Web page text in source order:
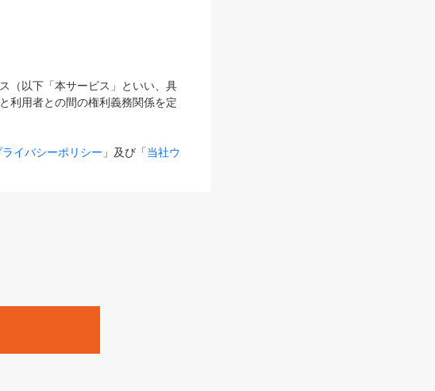
（以下「本サービス」といい、具
利用者との間の権利義務関係を定
イバシーポリシー 」及び「当社ウ
れた場合、変更後のサービスを含
をいいます。
」「Biz/Zine」「HRzine」